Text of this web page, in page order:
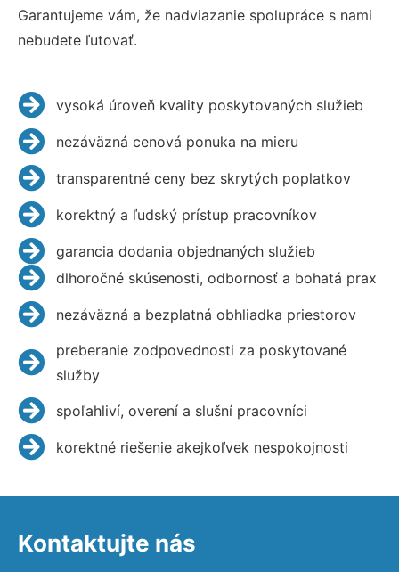
Garantujeme vám, že nadviazanie spolupráce s nami
nebudete ľutovať.
vysoká úroveň kvality poskytovaných služieb
nezáväzná cenová ponuka na mieru
transparentné ceny bez skrytých poplatkov
korektný a ľudský prístup pracovníkov
garancia dodania objednaných služieb
dlhoročné skúsenosti, odbornosť a bohatá prax
nezáväzná a bezplatná obhliadka priestorov
preberanie zodpovednosti za poskytované
služby
spoľahliví, overení a slušní pracovníci
korektné riešenie akejkoľvek nespokojnosti
Kontaktujte nás